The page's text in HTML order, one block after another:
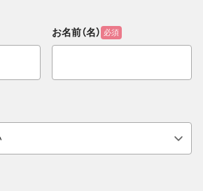
お名前（名） 必須